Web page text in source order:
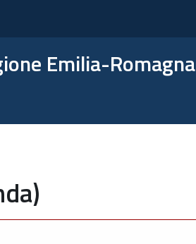
Emilia-Romagna